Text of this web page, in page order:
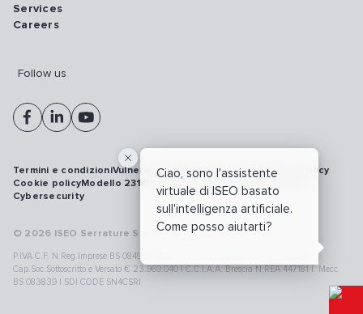
Ciao, sono l'assistente
virtuale di ISEO basato
sull'intelligenza artificiale.
Come posso aiutarti?
Services
Careers
Follow us
© 2026 ISEO Serrature S.p.A. All right reserved
P.IVA C.F. N.Reg.Imprese BS 08499190018 | Cap.Soc.Deliberato € 24.340.965 |
Cap.Soc.Sottoscritto e Versato € 23.969.040 | C.C.I.A.A. Brescia N.REA 447181 |. Mecc.
BS 083839 | SDI CODE SN4CSRI
Termini e condizioniVulnerability disclosure policyPrivacy policy
Cookie policyModello 231WhistleblowingRichiamo prodotti
Cybersecurity